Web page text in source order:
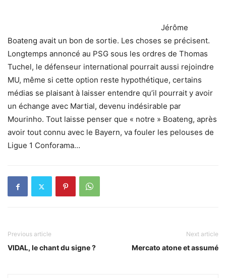
Jérôme
Boateng avait un bon de sortie. Les choses se précisent.
Longtemps annoncé au PSG sous les ordres de Thomas
Tuchel, le défenseur international pourrait aussi rejoindre
MU, même si cette option reste hypothétique, certains
médias se plaisant à laisser entendre qu’il pourrait y avoir
un échange avec Martial, devenu indésirable par
Mourinho. Tout laisse penser que « notre » Boateng, après
avoir tout connu avec le Bayern, va fouler les pelouses de
Ligue 1 Conforama…
Previous article
VIDAL, le chant du signe ?
Next article
Mercato atone et assumé